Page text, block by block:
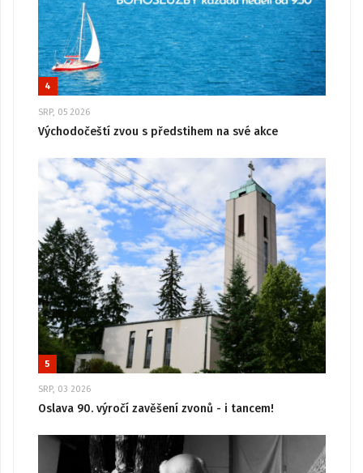
4
SRP, 05 2026
Východočeští zvou s předstihem na své akce
5
SRP, 03 2026
Oslava 90. výročí zavěšení zvonů - i tancem!